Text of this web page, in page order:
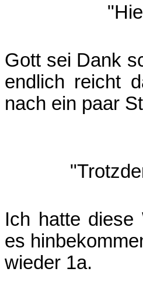
Gott sei Dank
endlich reicht
nach ein paar
Ich hatte diese
es
wieder 1a.